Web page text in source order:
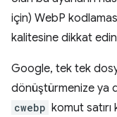
için) WebP
kalitesine dikkat
Google, tek tek
dönüştürmenize ya
cwebp komut satırı